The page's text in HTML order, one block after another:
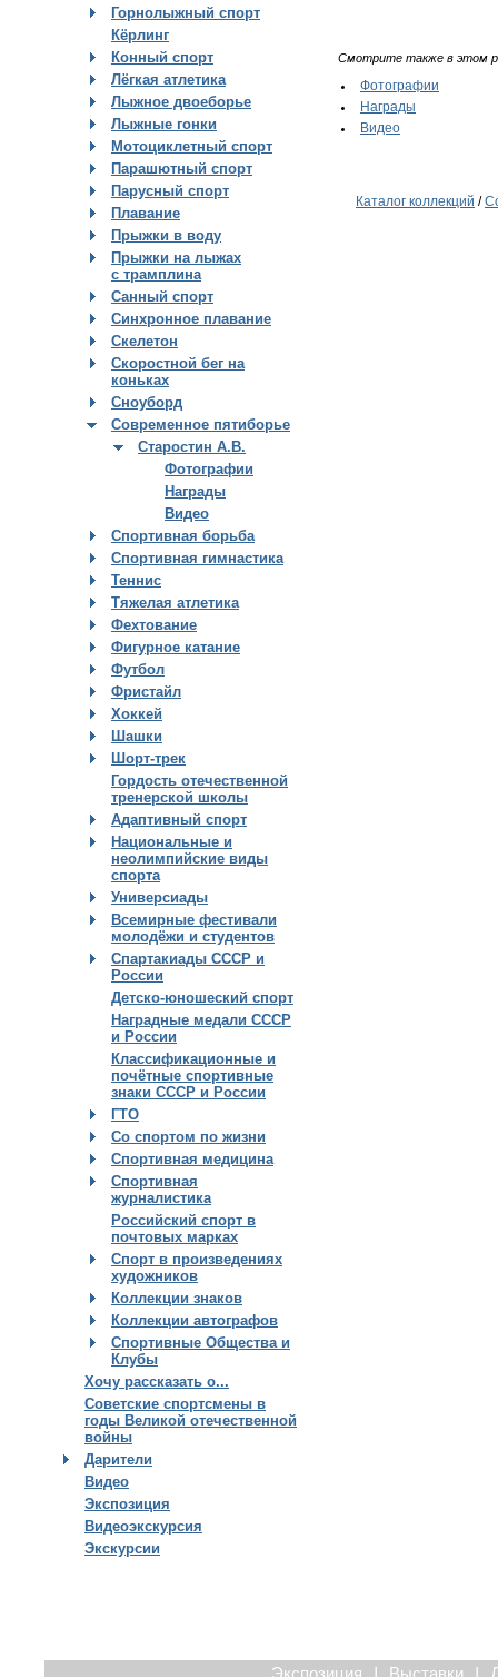
Горнолыжный спорт
Кёрлинг
Конный спорт
Лёгкая атлетика
Лыжное двоеборье
Лыжные гонки
Мотоциклетный спорт
Парашютный спорт
Парусный спорт
Плавание
Прыжки в воду
Прыжки на лыжах
с трамплина
Санный спорт
Синхронное плавание
Скелетон
Скоростной бег на
коньках
Сноуборд
Современное пятиборье
Старостин А.В.
Фотографии
Награды
Видео
Спортивная борьба
Спортивная гимнастика
Теннис
Тяжелая атлетика
Фехтование
Фигурное катание
Футбол
Фристайл
Хоккей
Шашки
Шорт-трек
Гордость отечественной
тренерской школы
Адаптивный спорт
Национальные и
неолимпийские виды
спорта
Универсиады
Всемирные фестивали
молодёжи и студентов
Спартакиады СССР и
России
Детско-юношеский спорт
Наградные медали СССР
и России
Классификационные и
почётные спортивные
знаки СССР и России
ГТО
Со спортом по жизни
Спортивная медицина
Спортивная
журналистика
Российский спорт в
почтовых марках
Спорт в произведениях
художников
Коллекции знаков
Коллекции автографов
Спортивные Общества и
Клубы
Хочу рассказать о...
Советские спортсмены в
годы Великой отечественной
войны
Дарители
Видео
Экспозиция
Видеоэкскурсия
Экскурсии
Смотрите также в этом
Фотографии
Награды
Видео
Каталог коллекций /